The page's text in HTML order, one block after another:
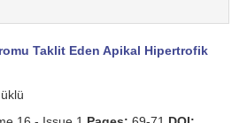
Taklit Eden Apikal Hipertrofik